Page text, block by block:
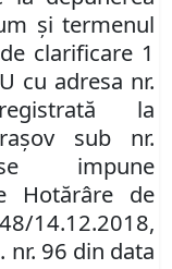
şi termenul
clarificare 1
cu adresa nr.
la
sub nr.
se impune
Hotărâre de
14.12.2018,
nr. 96 din data